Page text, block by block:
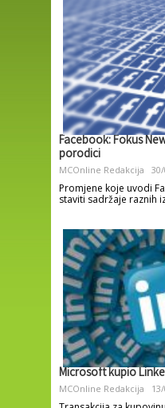
Facebook: Fokus
porodici
MCOnline Redakcija
Promjene koje uvodi
staviti sadržaje raznih
Microsoft kupio
MCOnline Redakcija